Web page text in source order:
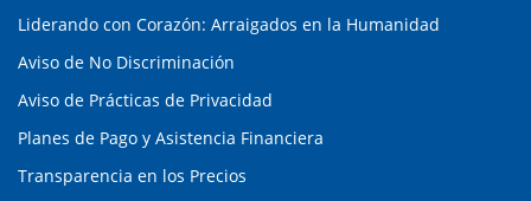
Liderando con Corazón: Arraigados en la Humanidad
Aviso de No Discriminación
Aviso de Prácticas de Privacidad
Planes de Pago y Asistencia Financiera
Transparencia en los Precios